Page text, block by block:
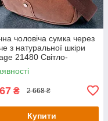
чоловіча сумка через
з натуральної шкіри
21480 Світло-
₴ 2 668 ₴
Купити